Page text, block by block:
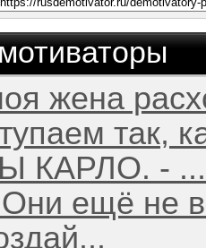
жена
так,
КАРЛО. -
Они ещё не